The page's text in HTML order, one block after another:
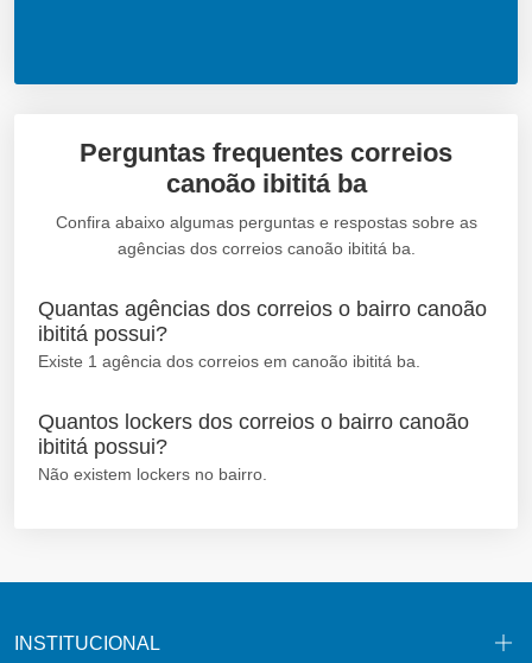
Perguntas frequentes correios
canoão ibititá ba
Confira abaixo algumas perguntas e respostas sobre as
agências dos correios canoão ibititá ba.
Quantas agências dos correios o bairro canoão
ibititá possui?
Existe 1 agência dos correios em canoão ibititá ba.
Quantos lockers dos correios o bairro canoão
ibititá possui?
Não existem lockers no bairro.
INSTITUCIONAL